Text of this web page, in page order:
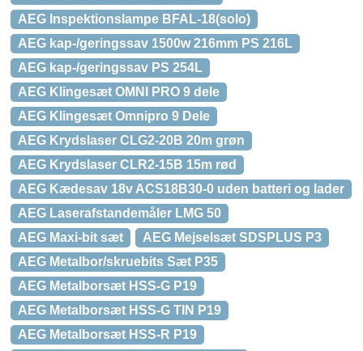
AEG Inspektionslampe BFAL-18(solo)
AEG kap-/geringssav 1500w 216mm PS 216L
AEG kap-/geringssav PS 254L
AEG Klingesæt OMNI PRO 9 dele
AEG Klingesæt Omnipro 9 Dele
AEG Krydslaser CLG2-20B 20m grøn
AEG Krydslaser CLR2-15B 15m rød
AEG Kædesav 18v ACS18B30-0 uden batteri og lader
AEG Laserafstandemåler LMG 50
AEG Maxi-bit sæt
AEG Mejselsæt SDSPLUS P3
AEG Metalbor/skruebits Sæt P35
AEG Metalborsæt HSS-G P19
AEG Metalborsæt HSS-G TIN P19
AEG Metalborsæt HSS-R P19